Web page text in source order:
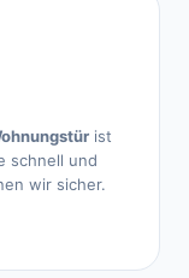
ist
schnell und
wir sicher.